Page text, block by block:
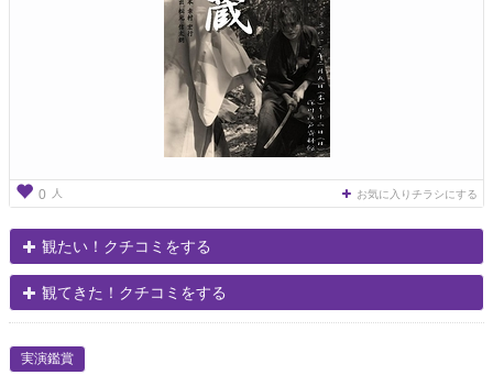
0 人 お気に入りチラシにする
観たい！クチコミをする
観てきた！クチコミをする
実演鑑賞